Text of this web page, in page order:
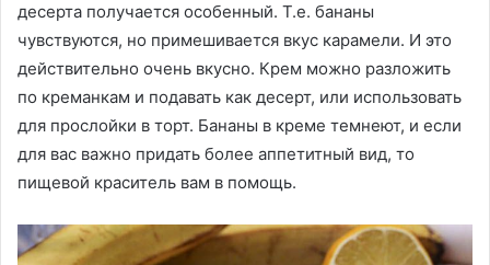
десерта получается особенный. Т.е. бананы
чувствуются, но примешивается вкус карамели. И это
действительно очень вкусно. Крем можно разложить
по креманкам и подавать как десерт, или использовать
для прослойки в торт. Бананы в креме темнеют, и если
для вас важно придать более аппетитный вид, то
пищевой краситель вам в помощь.